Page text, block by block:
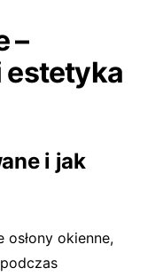
–
estetyka
i jak
okienne,